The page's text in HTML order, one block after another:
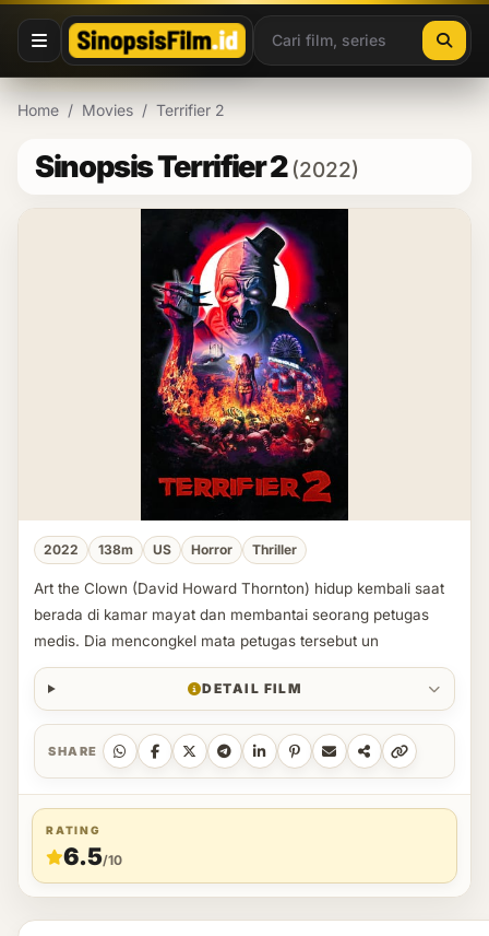
Lewati ke konten
Home / Movies / Terrifier 2
Sinopsis Terrifier 2 (2022)
2022 138m US Horror Thriller
Art the Clown (David Howard Thornton) hidup kembali saat
berada di kamar mayat dan membantai seorang petugas
medis. Dia mencongkel mata petugas tersebut un
DETAIL FILM
SHARE
RATING
6.5/10